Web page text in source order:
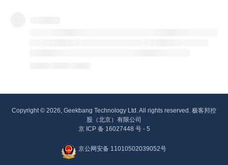
Copyright © 2026, Geekbang Technology Ltd. All rights reserved. 极客邦控
股（北京）有限公司
京 ICP 备 16027448 号 - 5
京公网安备 11010502039052号